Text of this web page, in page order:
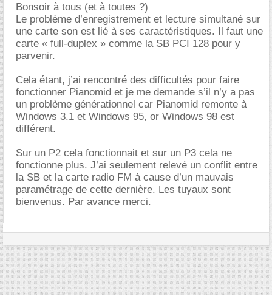
Bonsoir à tous (et à toutes ?)
Le problème d’enregistrement et lecture simultané sur
une carte son est lié à ses caractéristiques. Il faut une
carte « full-duplex » comme la SB PCI 128 pour y
parvenir.
Cela étant, j’ai rencontré des difficultés pour faire
fonctionner Pianomid et je me demande s’il n’y a pas
un problème générationnel car Pianomid remonte à
Windows 3.1 et Windows 95, or Windows 98 est
différent.
Sur un P2 cela fonctionnait et sur un P3 cela ne
fonctionne plus. J’ai seulement relevé un conflit entre
la SB et la carte radio FM à cause d’un mauvais
paramétrage de cette dernière. Les tuyaux sont
bienvenus. Par avance merci.